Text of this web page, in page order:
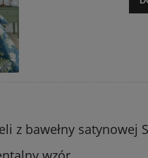
z bawełny satynowej